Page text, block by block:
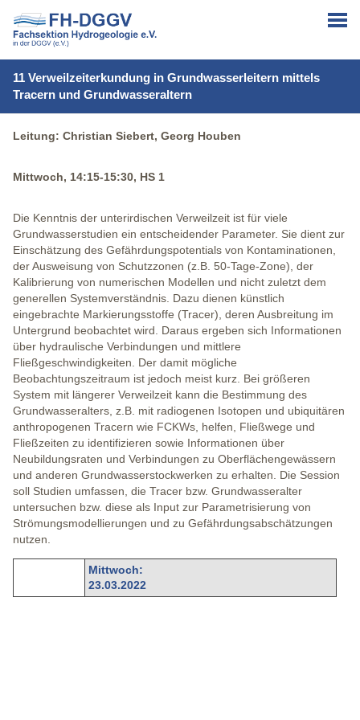
11 Verweilzeiterkundung in Grundwasserleitern mittels
Tracern und Grundwasseraltern
Leitung: Christian Siebert, Georg Houben
Mittwoch, 14:15-15:30, HS 1
Die Kenntnis der unterirdischen Verweilzeit ist für viele
Grundwasserstudien ein entscheidender Parameter. Sie dient zur
Einschätzung des Gefährdungspotentials von Kontaminationen,
der Ausweisung von Schutzzonen (z.B. 50-Tage-Zone), der
Kalibrierung von numerischen Modellen und nicht zuletzt dem
generellen Systemverständnis. Dazu dienen künstlich
eingebrachte Markierungsstoffe (Tracer), deren Ausbreitung im
Untergrund beobachtet wird. Daraus ergeben sich Informationen
über hydraulische Verbindungen und mittlere
Fließgeschwindigkeiten. Der damit mögliche
Beobachtungszeitraum ist jedoch meist kurz. Bei größeren
System mit längerer Verweilzeit kann die Bestimmung des
Grundwasseralters, z.B. mit radiogenen Isotopen und ubiquitären
anthropogenen Tracern wie FCKWs, helfen, Fließwege und
Fließzeiten zu identifizieren sowie Informationen über
Neubildungsraten und Verbindungen zu Oberflächengewässern
und anderen Grundwasserstockwerken zu erhalten. Die Session
soll Studien umfassen, die Tracer bzw. Grundwasseralter
untersuchen bzw. diese als Input zur Parametrisierung von
Strömungsmodellierungen und zu Gefährdungsabschätzungen
nutzen.
Mittwoch:
23.03.2022